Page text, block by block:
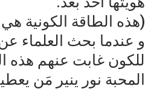
(هذه الطاقة الكونية
و عندما بحث العلماء
للكون غابت عنهم هذه
المحبة نور ينير مَن